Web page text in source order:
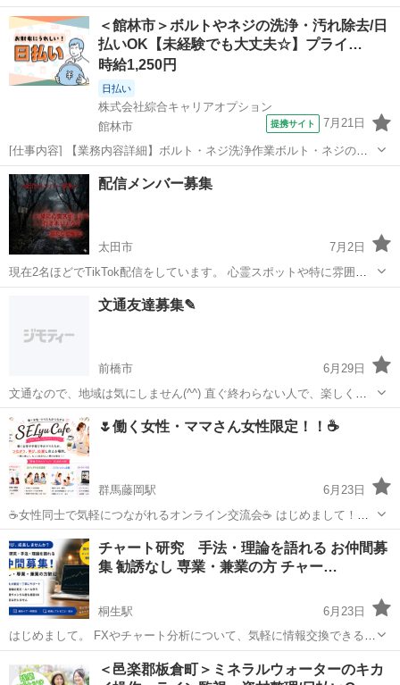
に健康麻雀を開催しております。 健康麻雀とは…？ 賭けない、飲まな
い、吸わない の３ないで、健康に配慮した麻雀のサークルです。 麻雀
は頭を使うゲームの...
群馬 前橋市 前橋駅 その他 サークル
＜館林市＞ボルトやネジの洗浄・汚れ除去/日
払いOK【未経験でも大丈夫☆】プライ…
時給1,250円
日払い
株式会社綜合キャリアオプション
館林市
提携サイト 7月21日
[仕事内容] 【業務内容詳細】ボルト・ネジ洗浄作業ボルト・ネジの油
分や汚れを洗浄剤で落とす作業。 【取扱製品情報】ボルト、 ネジ 。
＋お仕事探しはコンシェルスタッフにおまかせ＋。 あなたのお仕事探
しをしっかりサポート！ ...
群馬 館林市 工場
配信メンバー募集
太田市
7月2日
現在2名ほどでTikTok配信をしています。 心霊スポットや特に雰囲気
のある場所で配信しています。 心霊など怖いところが好きな方は一緒
に恐怖を味わって見ませんか♪ ご連絡お待ちしております😇
その他 心霊
文通友達募集✎
前橋市
6月29日
文通なので、地域は気にしません(^^) 直ぐ終わらない人で、楽しく文
通できたら嬉しいです。
群馬 前橋市 その他
🌷働く女性・ママさん女性限定！！☕
群馬藤岡駅
6月23日
☕女性同士で気軽につながれるオンライン交流会☕ はじめまして！４
人の子育て中ママ、みきです😊💕 家事・育児・仕事を頑張る女性たち
が、全国どこからでも気軽につながれるオンラインコミュニティです
✨ 少人数制３０分開...
群馬 前橋市 群馬藤岡駅 その他 オンライン
チャート研究 手法・理論を語れる お仲間募
集 勧誘なし 専業・兼業の方 チャー…
桐生駅
6月23日
はじめまして。 FXやチャート分析について、気軽に情報交換できる方
を募集しています。 私は為替取引のチャート研究や検証をしていて、
手法・相場の見方・ルール作り・メンタル面などについて、 雑談も交
桐生駅 その他 仲間
＜邑楽郡板倉町＞ミネラルウォーターのキカ